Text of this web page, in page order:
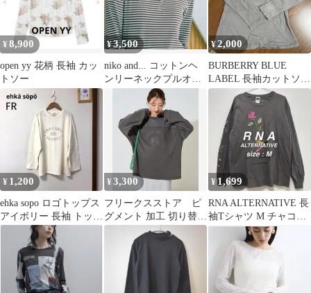
¥ 8,900
open yy 花柄 長袖 カッ
トソー
¥3,500
niko and... コットンヘ
ンリーネックプルオー
¥2,000
BURBERRY BLUE
LABEL 長袖カットソー
グレー サイズ38
¥ 1,200
ehka sopo ロゴトップス
アイボリー 長袖 トップ
ス Fサイズ L相当
¥3,300
フリークスストア ピ
グメント 加工 切り替え
プリント プルオーバー
¥1,699
RNA ALTERNATIVE 長
袖Tシャツ M チャコー
ルグレー プリント